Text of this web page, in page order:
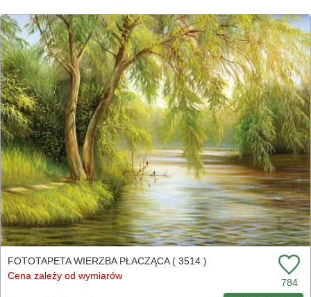
FOTOTAPETA WIERZBA PŁACZĄCA ( 3514 )
Cena zależy od wymiarów
784